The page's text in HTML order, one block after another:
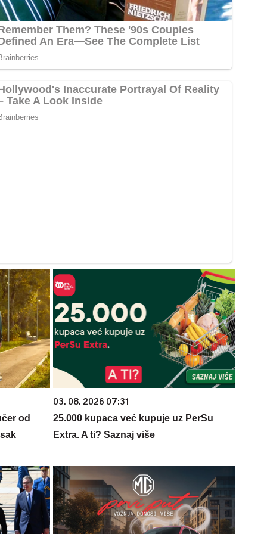
od
03. 08. 2026 07:31
25.000 kupaca već kupuje uz PerSu
Extra. A ti? Saznaj više